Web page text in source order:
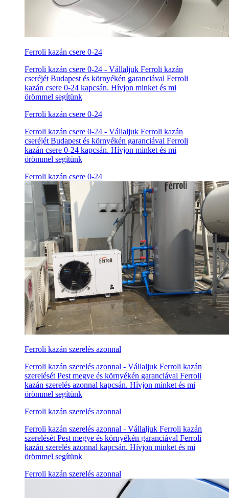
Ferroli kazán csere 0-24
Ferroli kazán csere 0-24 - Vállaljuk Ferroli kazán
cseréjét Budapest és környékén garanciával Ferroli
kazán csere 0-24 kapcsán. Hívjon minket és mi
örömmel segítünk
Ferroli kazán csere 0-24
Ferroli kazán csere 0-24 - Vállaljuk Ferroli kazán
cseréjét Budapest és környékén garanciával Ferroli
kazán csere 0-24 kapcsán. Hívjon minket és mi
örömmel segítünk
Ferroli kazán csere 0-24
Ferroli kazán szerelés azonnal
Ferroli kazán szerelés azonnal - Vállaljuk Ferroli kazán
szerelését Pest megye és környékén garanciával Ferroli
kazán szerelés azonnal kapcsán. Hívjon minket és mi
örömmel segítünk
Ferroli kazán szerelés azonnal
Ferroli kazán szerelés azonnal - Vállaljuk Ferroli kazán
szerelését Pest megye és környékén garanciával Ferroli
kazán szerelés azonnal kapcsán. Hívjon minket és mi
örömmel segítünk
Ferroli kazán szerelés azonnal